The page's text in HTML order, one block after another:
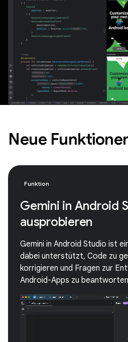
Neue
Funktion
Gemini in Android
ausprobieren
Gemini in Android Studio ist
dabei unterstützt, Code zu
korrigieren und Fragen zur
Android-Apps zu